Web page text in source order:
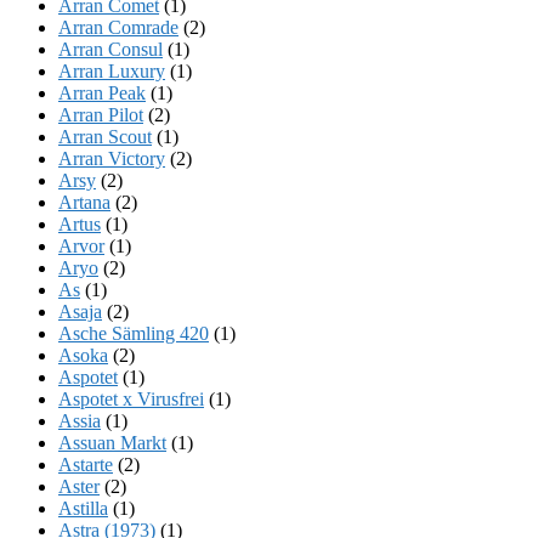
Arran Comet (1)
Arran Comrade (2)
Arran Consul (1)
Arran Luxury (1)
Arran Peak (1)
Arran Pilot (2)
Arran Scout (1)
Arran Victory (2)
Arsy (2)
Artana (2)
Artus (1)
Arvor(1)
Aryo (2)
As (1)
Asaja (2)
Asche Sämling 420 (1)
Asoka (2)
Aspotet (1)
Aspotet x Virusfrei (1)
Assia (1)
Assuan Markt (1)
Astarte (2)
Aster(2)
Astilla (1)
Astra (1973) (1)